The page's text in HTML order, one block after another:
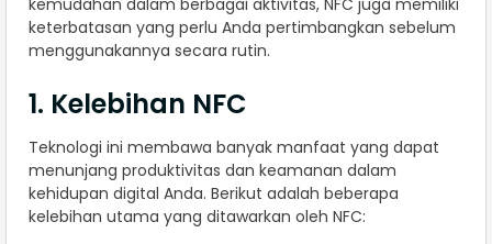
keterbatasan yang perlu Anda pertimbangkan sebelum
menggunakannya secara rutin.
1. Kelebihan NFC
Teknologi ini membawa banyak manfaat yang dapat
menunjang produktivitas dan keamanan dalam
kehidupan digital Anda. Berikut adalah beberapa
kelebihan utama yang ditawarkan oleh NFC: